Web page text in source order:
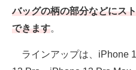
バッグの柄の部分などにス
できます。
ラインアップは、iPhone